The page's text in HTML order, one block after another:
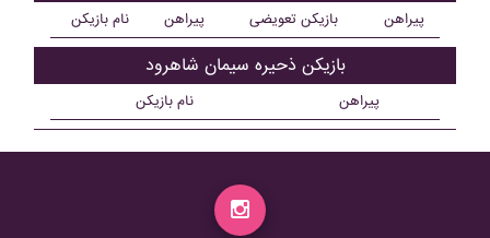
نام بازیکن پیراهن بازیکن تعویضی پیراهن
بازیکن ذحیره سيمان شاهرود
نام بازیکن پیراهن